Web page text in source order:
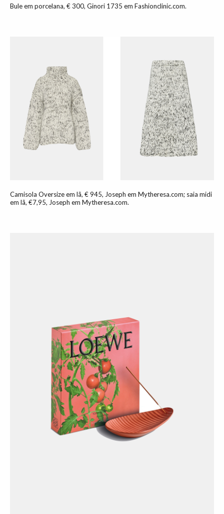
Bule em porcelana, € 300, Ginori 1735 em Fashionclinic.com.
Camisola Oversize em lã, € 945, Joseph em Mytheresa.com; saia midi
em lã, €7,95, Joseph em Mytheresa.com.